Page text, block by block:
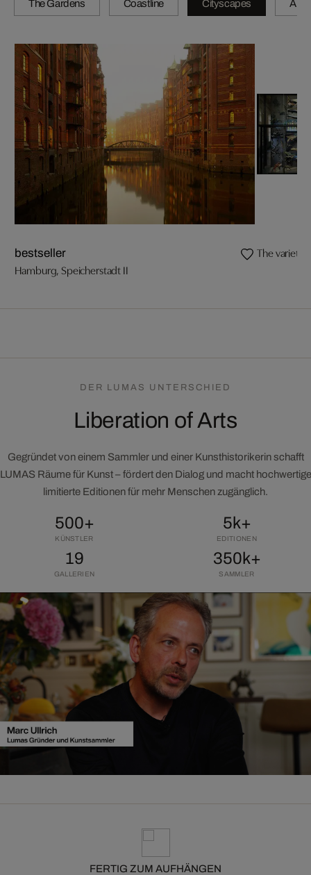
The Gardens Coastline Cityscapes
bestseller
Hamburg, Speicherstadt II
The variety
DER LUMAS UNTERSCHIED
Liberation of Arts
Gegründet von einem Sammler und einer Kunsthistorikerin schafft
LUMAS Räume für Kunst – fördert den Dialog und macht hochwertige
limitierte Editionen für mehr Menschen zugänglich.
500+
KÜNSTLER
5k+
EDITIONEN
19
GALLERIEN
350k+
SAMMLER
FERTIG ZUM AUFHÄNGEN